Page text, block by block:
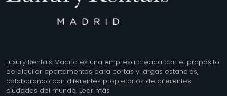
Luxury Rentals Madrid es una empresa creada con el propósito
de alquilar apartamentos para cortas y largas estancias,
colaborando con diferentes propietarios de diferentes
ciudades del mundo. Leer más